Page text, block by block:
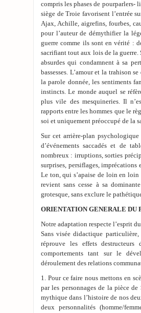
compris les phases de pourparlers-
siège de Troie favorisent l’entrée
Ajax, Achille, aigrefins, fourbes,
pour l’auteur de démythifier la
guerre comme ils sont en vérité :
sacrifiant tout aux lois de la guerre.
absurdes qui condamnent à sa
bassesses. L’amour et la trahison
la parole donnée, les sentiments
instincts. Le monde auquel se
plus vile des mesquineries. Il
rapports entre les hommes que le
soi et uniquement préoccupé de la
Sur cet arrière-plan
d’événements saccadés et de
nombreux : irruptions, sorties
surprises, persiflages,
Le ton, qui s’apaise de loin en loin
revient sans cesse à sa
grotesque, sans exclure le
ORIENTATION GENERALE DU
Notre adaptation respecte l’esprit
Sans visée didactique particulière,
réprouve les effets
comportements tant sur le
déroulement des relations
1. Pour ce faire nous mettons en
par les personnages de la pièce de
mythique dans l’histoire de nos
deux personnalités (homme/